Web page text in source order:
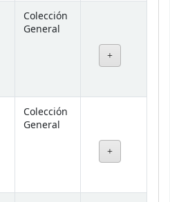
Colección
General
Colección
General